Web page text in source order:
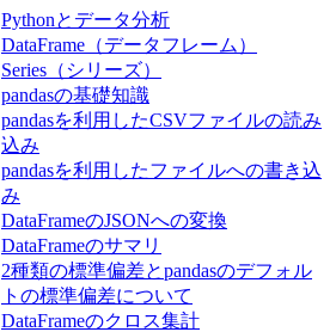
Pythonとデータ分析
DataFrame（データフレーム）
Series（シリーズ）
pandasの基礎知識
pandasを利用したCSVファイルの読み
込み
pandasを利用したファイルへの書き込
み
DataFrameのJSONへの変換
DataFrameのサマリ
2種類の標準偏差とpandasのデフォル
トの標準偏差について
DataFrameのクロス集計